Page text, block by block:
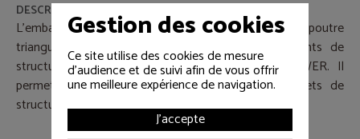
DESCRIPTIF
L’embase et tête de tour Europodium pour poutre
triangulaire section 500 est un ensemble d’éléments de
structure destiné aux configurations de type TOWER. Il
permet la mise en place de bases et de sommets de
structures adaptées aux installations événementielles.
Gestion des cookies
Ce site utilise des cookies de mesure
d'audience et de suivi afin de vous offrir
une meilleure expérience de navigation.
J'accepte